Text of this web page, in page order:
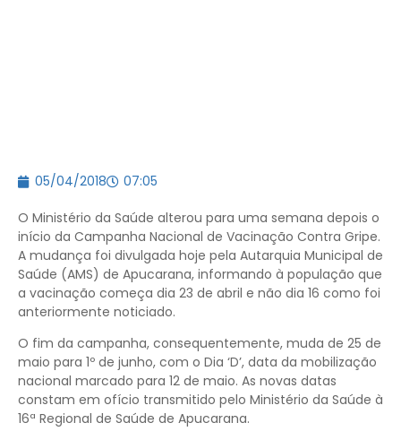
05/04/2018 07:05
O Ministério da Saúde alterou para uma semana depois o
início da Campanha Nacional de Vacinação Contra Gripe.
A mudança foi divulgada hoje pela Autarquia Municipal de
Saúde (AMS) de Apucarana, informando à população que
a vacinação começa dia 23 de abril e não dia 16 como foi
anteriormente noticiado.
O fim da campanha, consequentemente, muda de 25 de
maio para 1º de junho, com o Dia ‘D’, data da mobilização
nacional marcado para 12 de maio. As novas datas
constam em ofício transmitido pelo Ministério da Saúde à
16ª Regional de Saúde de Apucarana.